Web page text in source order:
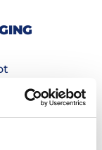
een
sterkere